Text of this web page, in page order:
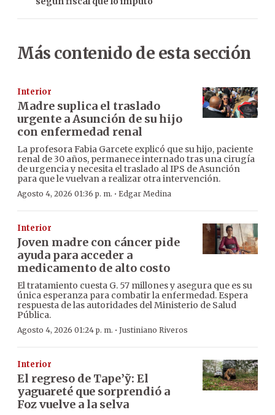
Más contenido de esta sección
Interior
Madre suplica el traslado
urgente a Asunción de su hijo
con enfermedad renal
La profesora Fabia Garcete explicó que su hijo, paciente
renal de 30 años, permanece internado tras una cirugía
de urgencia y necesita el traslado al IPS de Asunción
para que le vuelvan a realizar otra intervención.
Agosto 4, 2026 01:36 p. m. · Edgar Medina
Interior
Joven madre con cáncer pide
ayuda para acceder a
medicamento de alto costo
El tratamiento cuesta G. 57 millones y asegura que es su
única esperanza para combatir la enfermedad. Espera
respuesta de las autoridades del Ministerio de Salud
Pública.
Agosto 4, 2026 01:24 p. m. · Justiniano Riveros
Interior
El regreso de Tape’ỹ: El
yaguareté que sorprendió a
Foz vuelve a la selva